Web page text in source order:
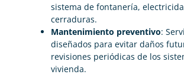
sistema de fontanería,
cerraduras.
Mantenimiento preventivo:
diseñados para evitar daños
revisiones periódicas de los
vivienda.